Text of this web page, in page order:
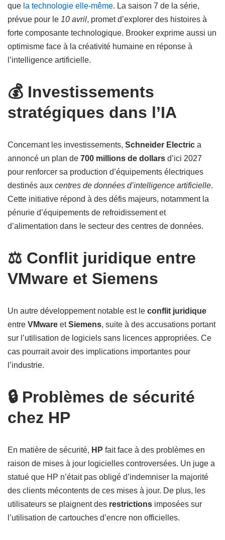
que la technologie elle-même. La saison 7 de la série,
prévue pour le 10 avril, promet d’explorer des histoires à
forte composante technologique. Brooker exprime aussi un
optimisme face à la créativité humaine en réponse à
l’intelligence artificielle.
💰 Investissements
stratégiques dans l’IA
Concernant les investissements, Schneider Electric a
annoncé un plan de 700 millions de dollars d’ici 2027
pour renforcer sa production d’équipements électriques
destinés aux centres de données d’intelligence artificielle.
Cette initiative répond à des défis majeurs, notamment la
pénurie d’équipements de refroidissement et
d’alimentation dans le secteur des centres de données.
⚖️ Conflit juridique entre
VMware et Siemens
Un autre développement notable est le conflit juridique
entre VMware etSiemens, suite à des accusations portant
sur l’utilisation de logiciels sans licences appropriées. Ce
cas pourrait avoir des implications importantes pour
l’industrie.
🔒 Problèmes de sécurité
chez HP
En matière de sécurité, HP fait face à des problèmes en
raison de mises à jour logicielles controversées. Un juge a
statué que HP n’était pas obligé d’indemniser la majorité
des clients mécontents de ces mises à jour. De plus, les
utilisateurs se plaignent des restrictions imposées sur
l’utilisation de cartouches d’encre non officielles.